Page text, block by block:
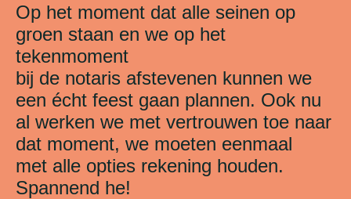
Op het moment dat alle seinen op
groen staan en we op het
tekenmoment
bij de notaris afstevenen kunnen we
een écht feest gaan plannen. Ook nu
al werken we met vertrouwen toe naar
dat moment, we moeten eenmaal
met alle opties rekening houden.
Spannend he!